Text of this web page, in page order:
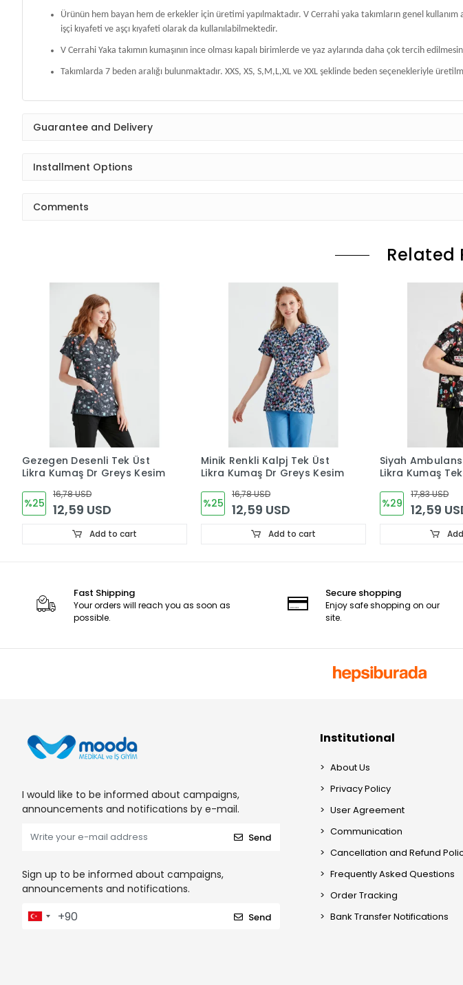
Ürünün hem bayan hem de erkekler için üretimi yapılmaktadır. V Cerrahi yaka takımların genel
işçi kıyafeti ve aşçı kıyafeti olarak da kullanılabilmektedir.
V Cerrahi Yaka takımın kumaşının ince olması kapalı birimlerde ve yaz aylarında daha çok tercih
Takımlarda 7 beden aralığı bulunmaktadır. XXS, XS, S,M,L,XL ve XXL şeklinde beden seçenekleriyle
Guarantee and Delivery
Installment Options
Comments
Related
Gezegen Desenli Tek Üst
Likra Kumaş Dr Greys Kesim
%25
16,78 USD
12,59 USD
Add to cart
Minik Renkli Kalpj Tek Üst
Likra Kumaş Dr Greys Kesim
%25
16,78 USD
12,59 USD
Add to cart
Siyah
Likra Kumaş
%29
17,83 USD
12,59
Fast Shipping
Your orders will reach you as soon as
possible.
Secure shopping
Enjoy safe shopping on our
site.
I would like to be informed about campaigns,
announcements and notifications by e-mail.
Send
Sign up to be informed about campaigns,
announcements and notifications.
Send
Institutional
About Us
Privacy Policy
User Agreement
Communication
Cancellation and Refund
Frequently Asked Questions
Order Tracking
Bank Transfer Notifications